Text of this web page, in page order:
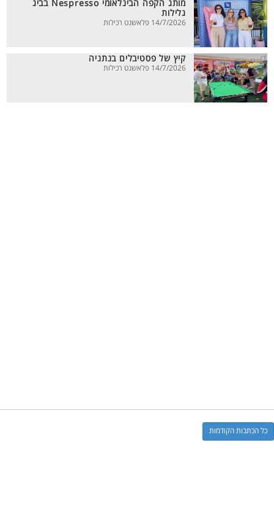
מותג הקפה הבינלאומי Nespresso בביג
גלילות
14/7/2026 פלאשנט רכילות
קיץ של פסטיבלים בנתניה
14/7/2026 פלאשנט רכילות
כל הכתבות הקודמות